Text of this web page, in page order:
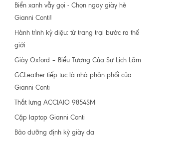
Biển xanh vẫy gọi - Chọn ngay giày hè
Gianni Conti!
Hành trình kỳ diệu: từ trang trại bước ra thế
giới
Giày Oxford – Biểu Tượng Của Sự Lịch Lãm
GCLeather tiếp tục là nhà phân phối của
Gianni Conti
Thắt lưng ACCIAIO 9854SM
Cặp laptop Gianni Conti
Bảo dưỡng định kỳ giày da